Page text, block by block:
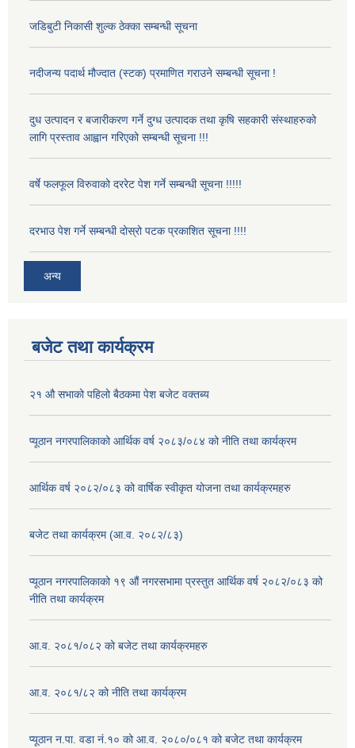
जडिबुटी निकासी शुल्क ठेक्का सम्बन्धी सूचना
नदीजन्य पदार्थ मौज्दात (स्टक) प्रमाणित गराउने सम्बन्धी सूचना !
दुध उत्पादन र बजारीकरण गर्ने दुग्ध उत्पादक तथा कृषि सहकारी संस्थाहरुको
लागि प्रस्ताव आह्वान गरिएको सम्बन्धी सूचना !!!
वर्षे फलफूल विरुवाको दररेट पेश गर्ने सम्बन्धी सूचना !!!!!
दरभाउ पेश गर्ने सम्बन्धी दोस्रो पटक प्रकाशित सूचना !!!!
अन्य
बजेट तथा कार्यक्रम
२१ औ सभाको पहिलो बैठकमा पेश बजेट वक्तब्य
प्यूठान नगरपालिकाको आर्थिक वर्ष २०८३/०८४ को नीति तथा कार्यक्रम
आर्थिक वर्ष २०८२/०८३ को वार्षिक स्वीकृत योजना तथा कार्यक्रमहरु
बजेट तथा कार्यक्रम (आ.व. २०८२/८३)
प्यूठान नगरपालिकाको १९ औं नगरसभामा प्रस्तुत आर्थिक वर्ष २०८२/०८३ को
नीति तथा कार्यक्रम
आ.व. २०८१/०८२ को बजेट तथा कार्यक्रमहरु
आ.व. २०८१/८२ को नीति तथा कार्यक्रम
प्यूठान न.पा. वडा नं.१० को आ.व. २०८०/०८१ को बजेट तथा कार्यक्रम